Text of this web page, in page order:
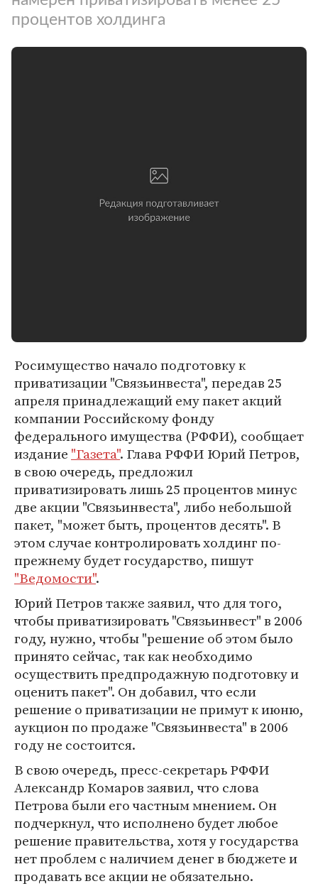
процентов холдинга
Росимущество начало подготовку к
приватизации "Связьинвеста", передав 25
апреля принадлежащий ему пакет акций
компании Российскому фонду
федерального имущества (РФФИ), сообщает
издание "Газета". Глава РФФИ Юрий Петров,
в свою очередь, предложил
приватизировать лишь 25 процентов минус
две акции "Связьинвеста", либо небольшой
пакет, "может быть, процентов десять". В
этом случае контролировать холдинг по-
прежнему будет государство, пишут
"Ведомости".
Юрий Петров также заявил, что для того,
чтобы приватизировать "Связьинвест" в 2006
году, нужно, чтобы "решение об этом было
принято сейчас, так как необходимо
осуществить предпродажную подготовку и
оценить пакет". Он добавил, что если
решение о приватизации не примут к июню,
аукцион по продаже "Связьинвеста" в 2006
году не состоится.
В свою очередь, пресс-секретарь РФФИ
Александр Комаров заявил, что слова
Петрова были его частным мнением. Он
подчеркнул, что исполнено будет любое
решение правительства, хотя у государства
нет проблем с наличием денег в бюджете и
продавать все акции не обязательно.